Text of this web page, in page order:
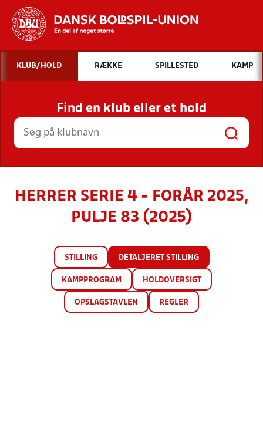
Hvad vil du søge efter?
INDHOLD OG NYHEDER
STILLINGER, RESULTATER, KLUBBER OG
HOLD
KLUB/HOLD RÆKKE SPILLESTED KAMP
Find en klub eller et hold
HERRER SERIE 4 - FORÅR 2025,
PULJE 83 (2025)
STILLING DETALJERET STILLING
KAMPPROGRAM HOLDOVERSIGT
OPSLAGSTAVLEN REGLER